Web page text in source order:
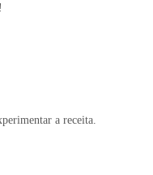
a receita.